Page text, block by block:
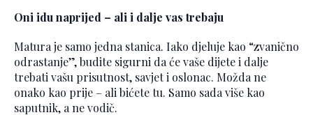
Oni idu naprijed – ali i dalje vas trebaju
Matura je samo jedna stanica. Iako djeluje kao “zvanično
odrastanje”, budite sigurni da će vaše dijete i dalje
trebati vašu prisutnost, savjet i oslonac. Možda ne
onako kao prije – ali bićete tu. Samo sada više kao
saputnik, a ne vodič.